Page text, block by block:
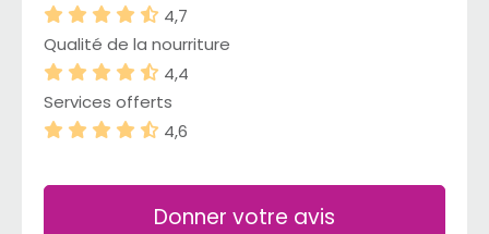
4,7
Qualité de la nourriture
4,4
Services offerts
4,6
Donner votre avis